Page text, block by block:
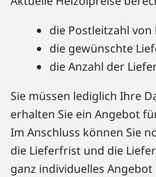
die Postleitzahl von
die gewünschte
die Anzahl der
Sie müssen lediglich Ihre
erhalten Sie ein Angebot
Im Anschluss können Sie
die Lieferfrist und die
ganz individuelles